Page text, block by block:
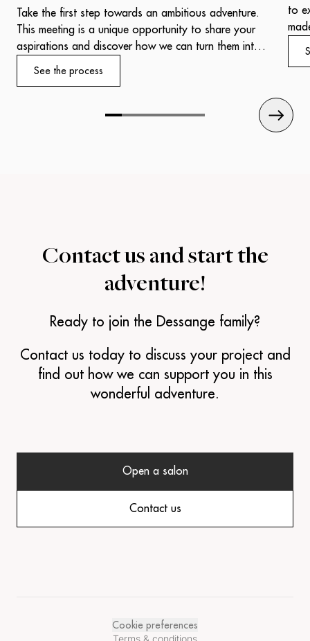
Take the first step towards an ambitious adventure.
This meeting is a unique opportunity to share your
aspirations and discover how we can turn them into
Our experts will welcome you with professionalism
work for your success.
See the process
to
Contact us andstart the
adventure!
Ready to join the Dessange family?
Contact us today to discuss your project and
find out how we can support you in this
wonderful adventure.
Open a salon
Contact us
Cookie preferences
Terms & conditions